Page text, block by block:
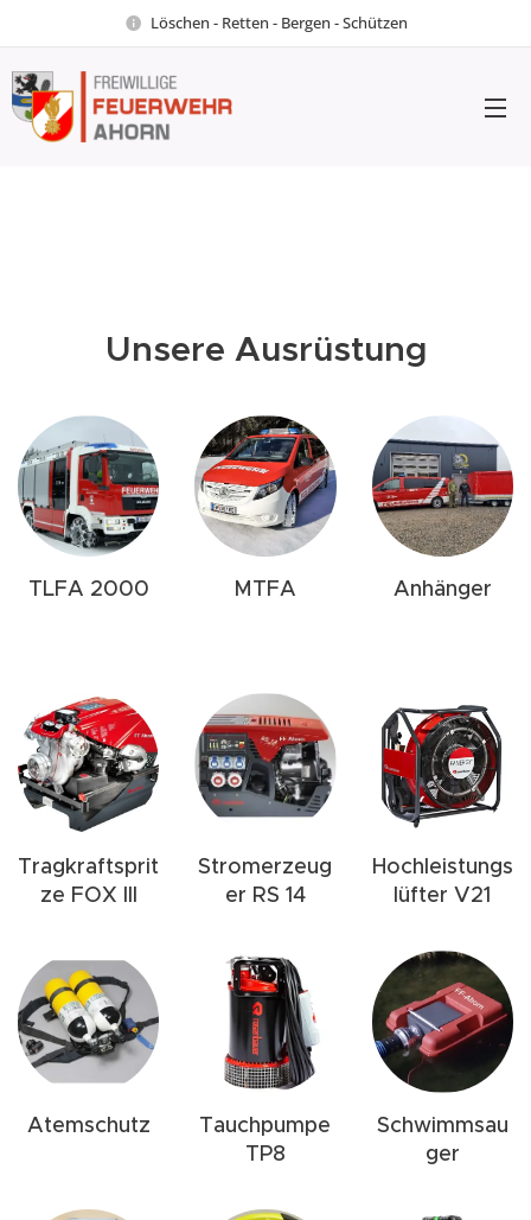
Löschen - Retten - Bergen - Schützen
Unsere Ausrüstung
TLFA 2000 MTFA Anhänger
Tragkraftsprit
ze FOX III
Stromerzeug
er RS 14
Hochleistungs
lüfter V21
Atemschutz
Tauchpumpe
TP8
Schwimmsau
ger